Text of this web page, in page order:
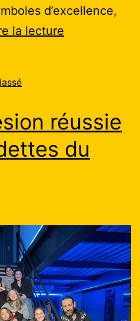
d’excellence,
la lecture
réussie
du